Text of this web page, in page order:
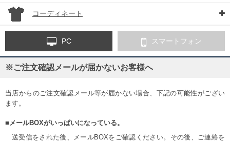
コーディネート
PC スマートフォン
※ご注文確認メールが届かないお客様へ
当店からのご注文確認メール等が届かない場合、下記の可能性がござい
ます。
■メールBOXがいっぱいになっている。
送受信をされた後、メールBOXをご確認ください。その後、ご連絡を